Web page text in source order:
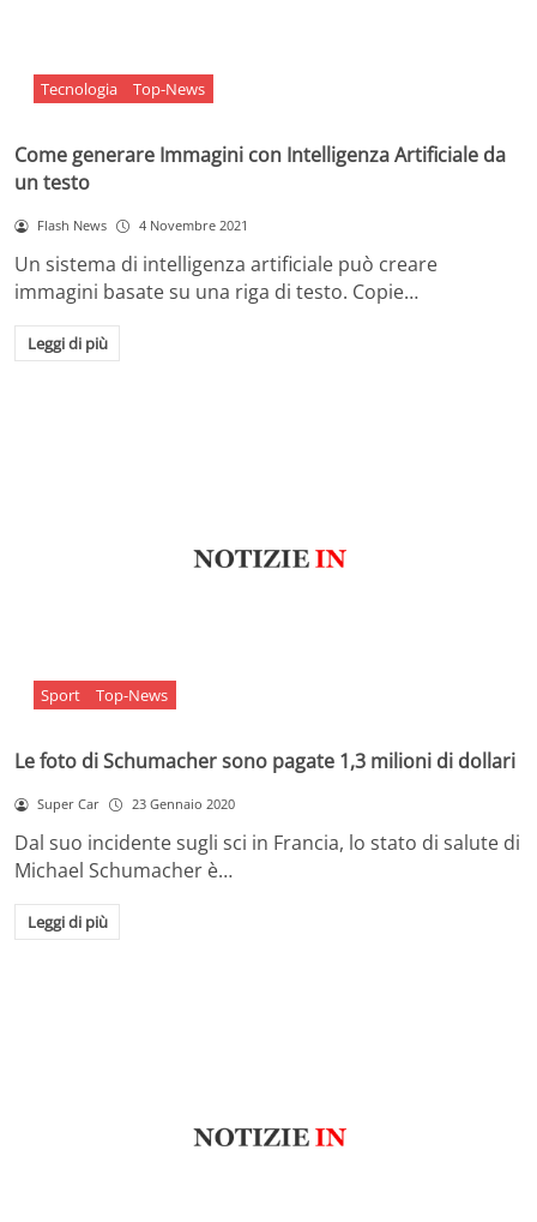
Tecnologia Top-News
Come generare Immagini con Intelligenza Artificiale da
un testo
Flash News 4 Novembre 2021
Un sistema di intelligenza artificiale può creare
immagini basate su una riga di testo. Copie…
Leggi di più
Sport Top-News
Le foto di Schumacher sono pagate 1,3 milioni di dollari
Super Car 23 Gennaio 2020
Dal suo incidente sugli sci in Francia, lo stato di salute di
Michael Schumacher è…
Leggi di più